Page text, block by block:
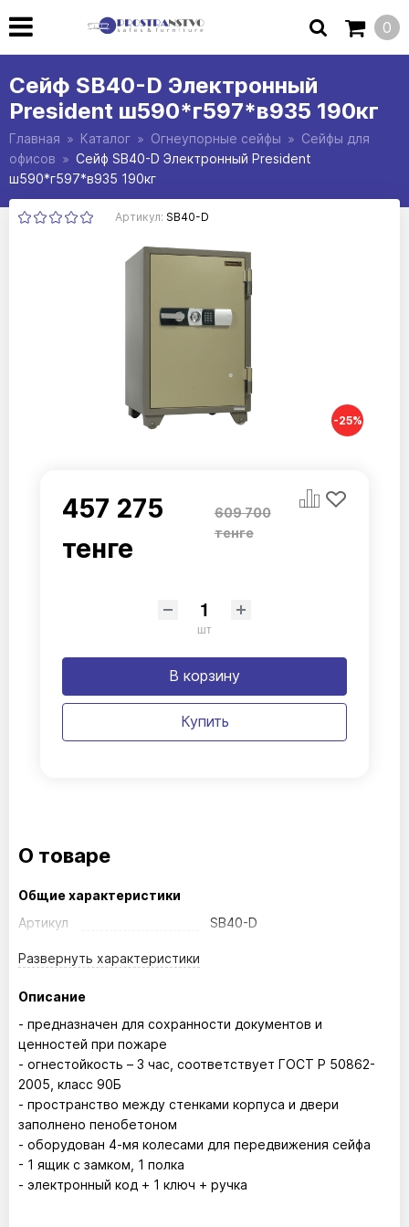
0
Сейф SB40-D Электронный
President ш590*г597*в935 190кг
Главная Каталог Огнеупорные сейфы
Сейфы для
офисов
Сейф SB40-D Электронный President
ш590*г597*в935 190кг
Артикул: SB40-D
-25%
457 275
тенге
609 700
тенге
шт
В корзину
Купить
О товаре
Общие характеристики
Артикул
SB40-D
Развернуть характеристики
Описание
- предназначен для сохранности документов и
ценностей при пожаре
- огнестойкость – 3 час, соответствует ГОСТ Р 50862-
2005, класс 90Б
- пространство между стенками корпуса и двери
заполнено пенобетоном
- оборудован 4-мя колесами для передвижения сейфа
- 1 ящик с замком, 1 полка
- электронный код + 1 ключ + ручка